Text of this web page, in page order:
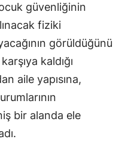
güvenliğinin
fiziki
görüldüğünü
kaldığı
aile yapısına,
bir alanda ele